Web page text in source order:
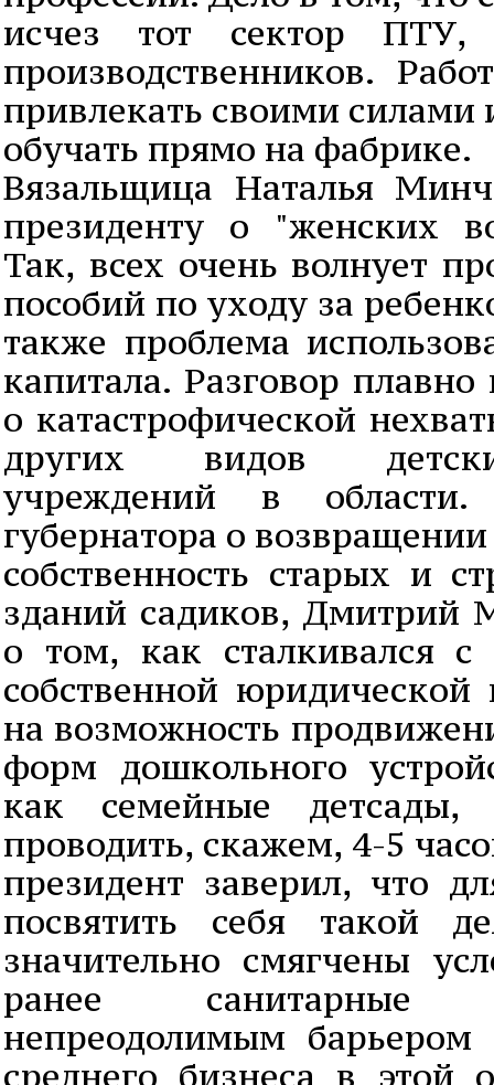
исчез тот сектор ПТУ,
производственников.
привлекать своими силами
обучать прямо на фабрике.
Вязальщица Наталья
президенту о "женских
Так, всех очень волнует
пособий по уходу за
также проблема
капитала. Разговор
о катастрофической
других видов
учреждений в
губернатора о
собственность старых и
зданий садиков, Дмитрий
о том, как сталкивался
собственной юридической
на возможность
форм дошкольного
как семейные детсады,
проводить, скажем, 4-5
президент заверил, что
посвятить себя такой
значительно смягчены
ранее
непреодолимым
среднего бизнеса в этой